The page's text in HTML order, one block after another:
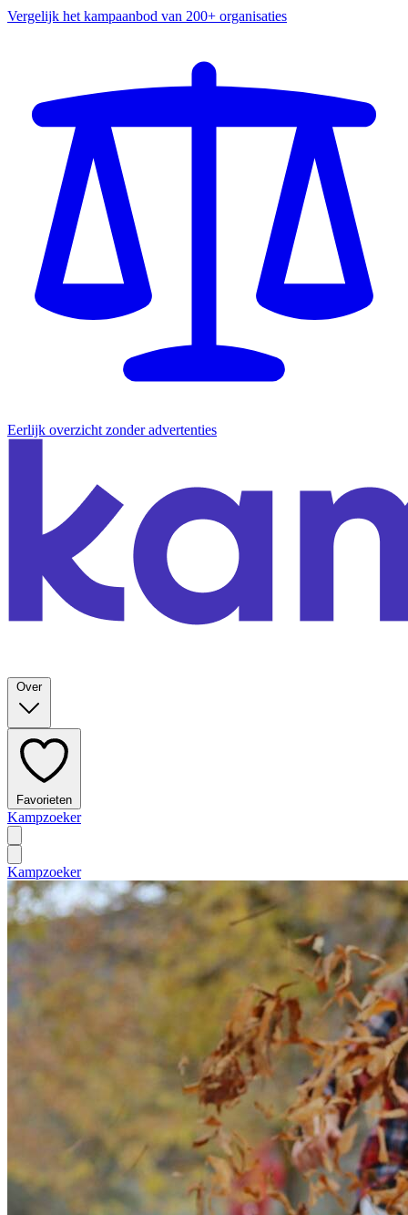
Vergelijk het kampaanbod van 200+ organisaties
Eerlijk overzicht zonder advertenties
Over
Favorieten
Kampzoeker
Kampzoeker